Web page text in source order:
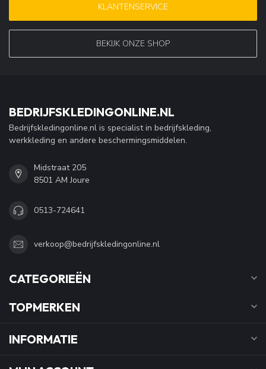
KLANTENSERVICE
BEKIJK ONZE SHOP
BEDRIJFSKLEDINGONLINE.NL
Bedrijfskledingonline.nl is specialist in bedrijfskleding,
werkkleding en andere beschermingsmiddelen.
Midstraat 205
8501 AM Joure
0513-724641
verkoop@bedrijfskledingonline.nl
CATEGORIEËN
TOPMERKEN
INFORMATIE